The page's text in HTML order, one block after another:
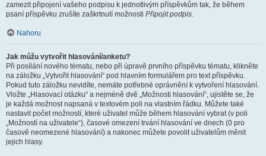
zamezit připojení vašeho podpisu k jednotlivým příspěvkům tak, že během
psaní příspěvku zrušíte zaškrtnutí možnosti Připojit podpis.
Nahoru
Jak můžu vytvořit hlasování/anketu?
Při posílání nového tématu, nebo při úpravě prvního příspěvku tématu, klikněte
na záložku „Vytvořit hlasování“ pod hlavním formulářem pro text příspěvku.
Pokud tuto záložku nevidíte, nemáte potřebné oprávnění k vytvoření hlasování.
Vložte „Hlasovací otázku“ a nejméně dvě „Možnosti hlasování“, ujistěte se, že
je každá možnost napsaná v textovém poli na vlastním řádku. Můžete také
nastavit počet možností, které uživatel může během hlasování vybrat (v poli
„Možností na uživatele“), časové omezení trvání hlasování ve dnech (0 pro
časově neomezené hlasování) a nakonec můžete povolit uživatelům měnit
jejich hlasy.